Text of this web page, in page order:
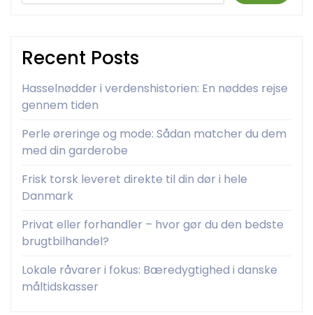
Recent Posts
Hasselnødder i verdenshistorien: En nøddes rejse
gennem tiden
Perle øreringe og mode: Sådan matcher du dem
med din garderobe
Frisk torsk leveret direkte til din dør i hele
Danmark
Privat eller forhandler – hvor gør du den bedste
brugtbilhandel?
Lokale råvarer i fokus: Bæredygtighed i danske
måltidskasser